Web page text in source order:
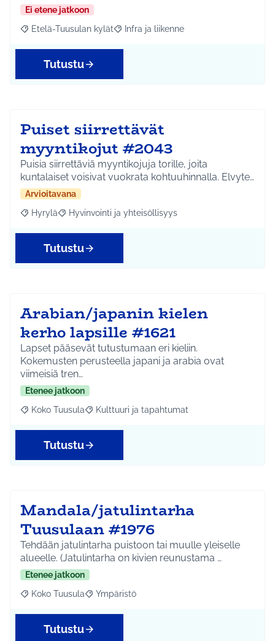
Ei etene jatkoon
Rajaa tulokset aihepiirin mukaan: Etelä-Tuusulan kylät
Etelä-Tuusulan kylät Rajaa tulokset teeman mukaan: Infra ja
Infra ja liikenne
Tutustu
Puiset siirrettävät
myyntikojut #2043
Puisia siirrettäviä myyntikojuja torille, joita
kuntalaiset voisivat vuokrata kohtuuhinnalla. Elvyte…
Arvioitavana
Rajaa tulokset aihepiirin mukaan: Hyrylä
Hyrylä Rajaa tulokset teeman mukaan: Hyvinvointi ja
Hyvinvointi ja yhteisöllisyys
Tutustu
Arabian/japanin kielen
kerho lapsille #1621
Lapset pääsevät tutustumaan eri kieliin.
Kokemusten perusteella japani ja arabia ovat
viimeisiä tren…
Etenee jatkoon
Rajaa tulokset aihepiirin mukaan: Koko Tuusula
Koko Tuusula Rajaa tulokset teeman mukaan: Kulttuuri ja
Kulttuuri ja tapahtumat
Tutustu
Mandala/jatulintarha
Tuusulaan #1976
Tehdään jatulintarha puistoon tai muulle yleiselle
alueelle. (Jatulintarha on kivien reunustama …
Etenee jatkoon
Rajaa tulokset aihepiirin mukaan: Koko Tuusula
Koko Tuusula Rajaa tulokset teeman mukaan: Ympäristö
Ympäristö
Tutustu